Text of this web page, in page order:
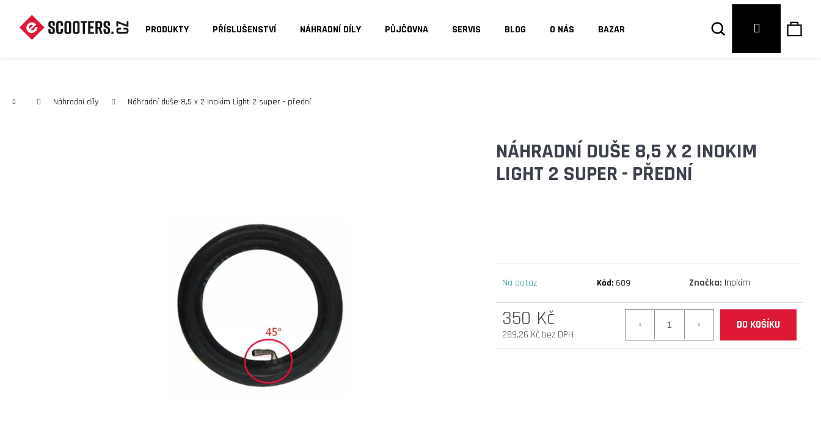
PRODUKTY PŘÍSLUŠENSTVÍ NÁHRADNÍ DÍLY PŮJČOVNA SERVIS BLOG O NÁS BAZAR Hledat Přihlášení
Domů Náhradní díly Náhradní duše 8,5 x 2 Inokim Light 2 super - přední
NÁHRADNÍ DUŠE 8,5 X 2 INOKIM
LIGHT 2 SUPER - PŘEDNÍ
Na dotaz Kód: 609 Značka: Inokim
350 Kč
289,26 Kč bez DPH
Měrná
DO KOŠÍKU
Zpět
Zpět
Následující
elektrokoloběžka inokim ox super 23ah lg
elektrokoloběžka inokim oxo super 60v
54 900 Kč
Původně:58 990 Kč
v.2 cz edition
33 990 Kč